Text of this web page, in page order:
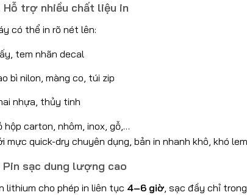
Hỗ trợ nhiều chất liệu in
có thể in rõ nét lên:
tem nhãn decal
bì nilon, màng co, túi zip
nhựa, thủy tinh
hộp carton, nhôm, inox, gỗ,…
mực quick-dry chuyên dụng, bản in nhanh khô, khó
Pin sạc dung lượng cao
lithium cho phép in liên tục 4–6 giờ, sạc đầy chỉ